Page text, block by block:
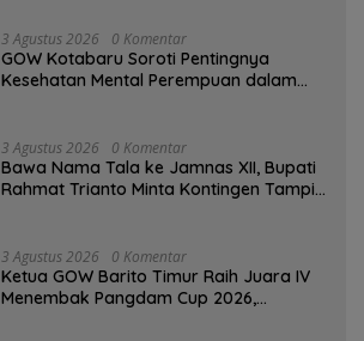
3 Agustus 2026 0 Komentar
GOW Kotabaru Soroti Pentingnya
Kesehatan Mental Perempuan dalam
3 Agustus 2026 0 Komentar
Bawa Nama Tala ke Jamnas XII, Bupati
Rahmat Trianto Minta Kontingen Tampil
3 Agustus 2026 0 Komentar
Ketua GOW Barito Timur Raih Juara IV
Menembak Pangdam Cup 2026,